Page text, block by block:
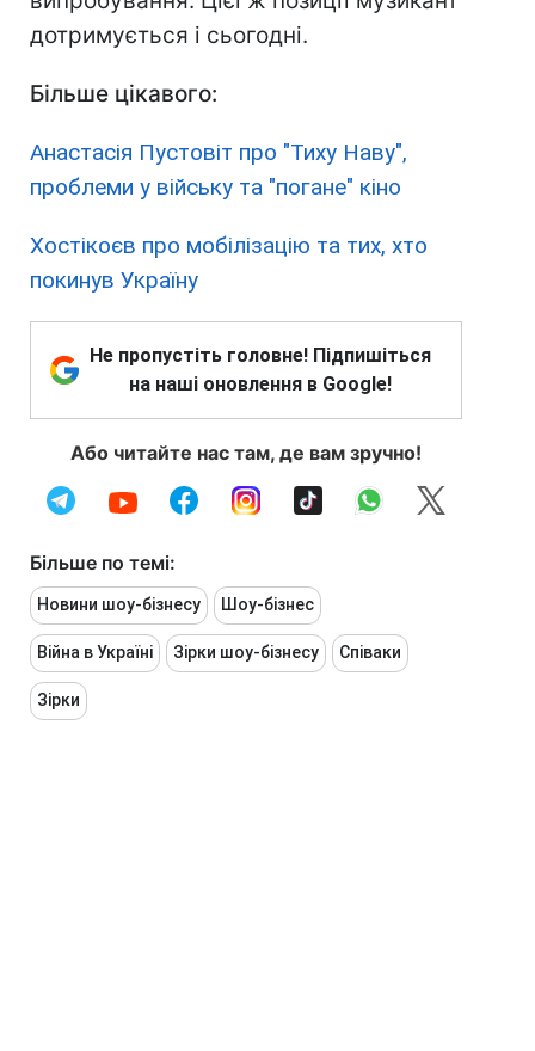
дотримується і сьогодні.
Більше цікавого:
Анастасія Пустовіт про "Тиху Наву",
проблеми у війську та "погане" кіно
Хостікоєв про мобілізацію та тих, хто
покинув Україну
Не пропустіть головне! Підпишіться
на наші оновлення в Google!
Або читайте нас там, де вам зручно!
Більше по темі:
Новини шоу-бізнесу Шоу-бізнес
Війна в Україні Зірки шоу-бізнесу Співаки
Зірки